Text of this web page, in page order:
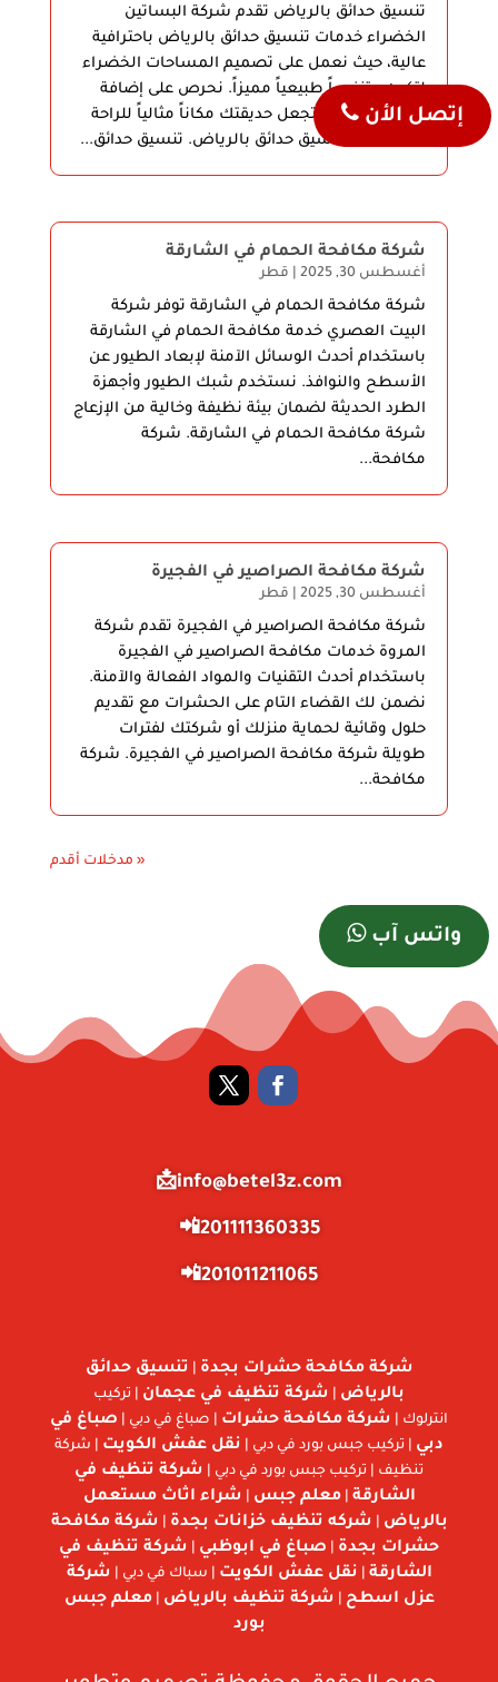
تنسيق حدائق بالرياض تقدم شركة البساتين
الخضراء خدمات تنسيق حدائق بالرياض باحترافية
عالية، حيث نعمل على تصميم المساحات الخضراء
لتكون متنفساً طبيعياً مميزاً. نحرص على إضافة
لمسات جمالية تجعل حديقتك مكاناً مثالياً للراحة
والاسترخاء تنسيق حدائق بالرياض. تنسيق حدائق...
شركة مكافحة الحمام في الشارقة
أغسطس 30, 2025 | قطر
شركة مكافحة الحمام في الشارقة توفر شركة
البيت العصري خدمة مكافحة الحمام في الشارقة
باستخدام أحدث الوسائل الآمنة لإبعاد الطيور عن
الأسطح والنوافذ. نستخدم شبك الطيور وأجهزة
الطرد الحديثة لضمان بيئة نظيفة وخالية من الإزعاج
شركة مكافحة الحمام في الشارقة. شركة
مكافحة...
شركة مكافحة الصراصير في الفجيرة
أغسطس 30, 2025 | قطر
شركة مكافحة الصراصير في الفجيرة تقدم شركة
المروة خدمات مكافحة الصراصير في الفجيرة
باستخدام أحدث التقنيات والمواد الفعالة والآمنة.
نضمن لك القضاء التام على الحشرات مع تقديم
حلول وقائية لحماية منزلك أو شركتك لفترات
طويلة شركة مكافحة الصراصير في الفجيرة. شركة
مكافحة...
« مدخلات أقدم
info@betel3z.com📩
201111360335📲
201011211065📲
إتصل الأن
واتس آب
شركة مكافحة حشرات بجدة
تنسيق حدائق
بالرياض
شركة تنظيف في عجمان | تركيب
انترلوك |
شركة مكافحة حشرات | صباغ في دبي | صباغ في
دبي | تركيب جبس بورد في دبي | نقل عفش الكويت | شركة
تنظيف | تركيب جبس بورد في دبي |
شركة تنظيف في
الشارقة |معلم جبس
شراء اثاث مستعمل
بالرياض
شركه تنظيف خزانات بجدة
شركة مكافحة
حشرات بجدة
صباغ في ابوظبي
شركة تنظيف في
الشارقة
نقل عفش الكويت | سباك في دبي |
شركة
عزل اسطح
شركة تنظيف بالرياض |معلم جبس
بورد